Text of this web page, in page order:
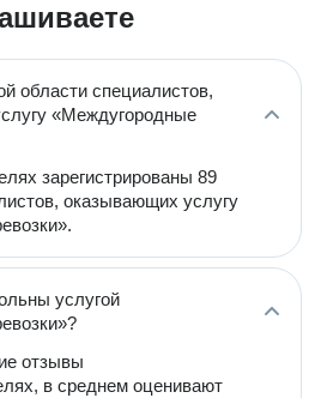
области специалистов,
«Междугородные
зарегистрированы 89
оказывающих услугу
услугой
отзывы
в среднем оценивают